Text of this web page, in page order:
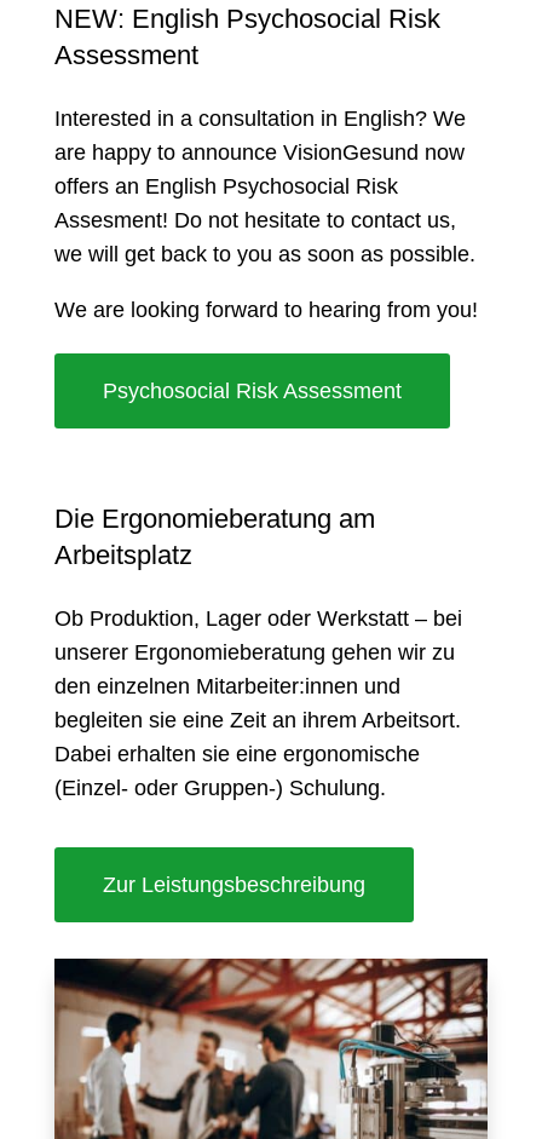
NEW: English Psychosocial Risk
Assessment
Interested in a consultation in English? We
are happy to announce VisionGesund now
offers an English Psychosocial Risk
Assesment! Do not hesitate to contact us,
we will get back to you as soon as possible.
We are looking forward to hearing from you!
Psychosocial Risk Assessment
Die Ergonomieberatung am
Arbeitsplatz
Ob Produktion, Lager oder Werkstatt – bei
unserer Ergonomieberatung gehen wir zu
den einzelnen Mitarbeiter:innen und
begleiten sie eine Zeit an ihrem Arbeitsort.
Dabei erhalten sie eine ergonomische
(Einzel- oder Gruppen-) Schulung.
Zur Leistungsbeschreibung